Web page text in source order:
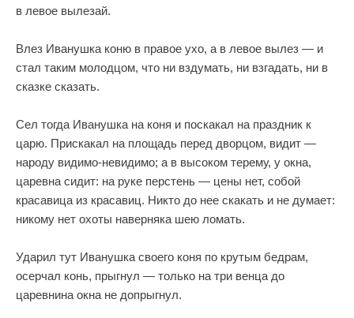
в левое вылезай.
Влез Иванушка коню в правое ухо, а в левое вылез — и
стал таким молодцом, что ни вздумать, ни взгадать, ни в
сказке сказать.
Сел тогда Иванушка на коня и поскакал на праздник к
царю. Прискакал на площадь перед дворцом, видит —
народу видимо-невидимо; а в высоком терему, у окна,
царевна сидит: на руке перстень — цены нет, собой
красавица из красавиц. Никто до нее скакать и не думает:
никому нет охоты наверняка шею ломать.
Ударил тут Иванушка своего коня по крутым бедрам,
осерчал конь, прыгнул — только на три венца до
царевнина окна не допрыгнул.